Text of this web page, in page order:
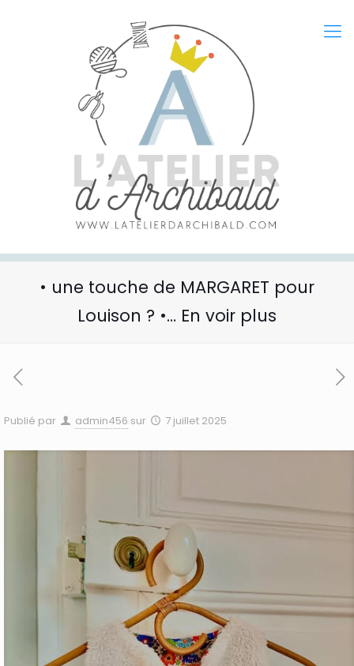
• une touche de MARGARET pour
Louison ? •… En voir plus
Publié par admin456 sur 7 juillet 2025